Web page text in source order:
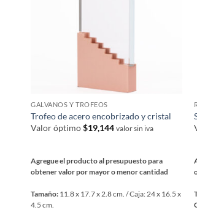
GALVANOS Y TROFEOS
Trofeo de acero encobrizado y cristal
Valor óptimo$19,144 valor sin iva
Agregue el producto al presupuesto para
obtener valor por mayor o menor cantidad
Tamaño: 11.8 x 17.7 x 2.8 cm. / Caja: 24 x 16.5 x
4.5 cm.